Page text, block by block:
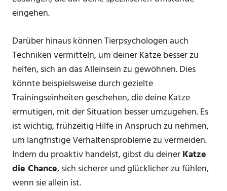
eingehen.
Darüber hinaus können Tierpsychologen auch
Techniken vermitteln, um deiner Katze besser zu
helfen, sich an das Alleinsein zu gewöhnen. Dies
könnte beispielsweise durch gezielte
Trainingseinheiten geschehen, die deine Katze
ermutigen, mit der Situation besser umzugehen. Es
ist wichtig, frühzeitig Hilfe in Anspruch zu nehmen,
um langfristige Verhaltensprobleme zu vermeiden.
Indem du proaktiv handelst, gibst du deinerKatze
die Chance, sich sicherer und glücklicher zu fühlen,
wenn sie allein ist.